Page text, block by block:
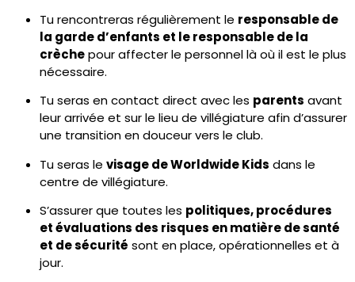
Tu rencontreras régulièrement le responsable de
la garde d’enfants et le responsable de la
crèchepour affecter le personnel là où il est le plus
nécessaire.
Tu seras en contact direct avec les parents avant
leur arrivée et sur le lieu de villégiature afin d’assurer
une transition en douceur vers le club.
Tu seras le visage de Worldwide Kids dans le
centre de villégiature.
S’assurer que toutes les politiques, procédures
et évaluations des risques en matière de santé
et de sécurité sont en place, opérationnelles et à
jour.